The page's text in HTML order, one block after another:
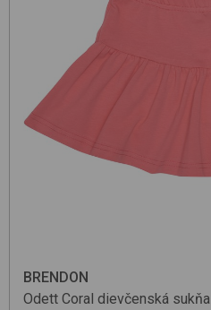
BRENDON
Odett Coral dievčenská sukňa